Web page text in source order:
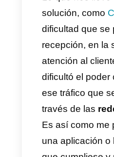
proyectos,
tema de la
ejes
de
todo en el